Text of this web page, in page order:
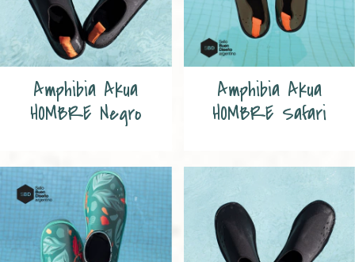
Amphibia Akua
HOMBRE Negro
Amphibia Akua
HOMBRE Safari